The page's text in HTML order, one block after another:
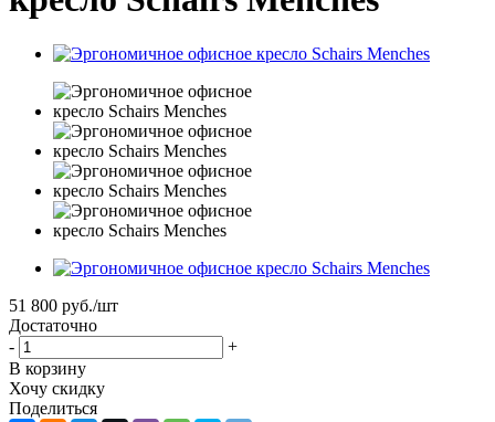
51 800 руб./шт
Достаточно
-
+
В корзину
Хочу скидку
Поделиться